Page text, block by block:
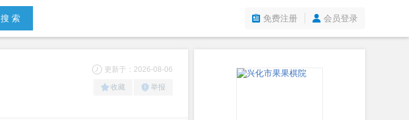
搜 索 免费注册 会员登录
更新于：2026-08-06
收藏 举报